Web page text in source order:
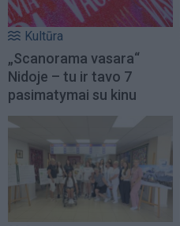
Kultūra
„Scanorama vasara“
Nidoje – tu ir tavo 7
pasimatymai su kinu